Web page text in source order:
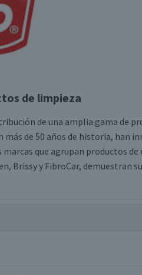
de limpieza
de una amplia gama de
de 50 años de historia, han
que agrupan productos de
Brissy y FibroCar, demuestran